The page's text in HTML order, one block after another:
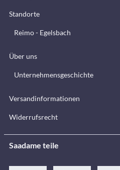
Standorte
Reimo - Egelsbach
Über uns
Unternehmensgeschichte
Versandinformationen
Widerrufsrecht
Saadame teile